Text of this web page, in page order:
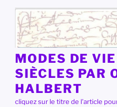
contenu
principal
MODES DE
SIÈCLES PAR
HALBERT
cliquez sur le titre de l'article